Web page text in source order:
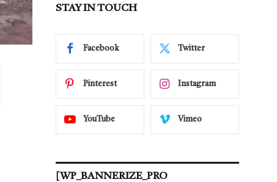
STAY IN TOUCH
Facebook Twitter
Pinterest Instagram
YouTube Vimeo
[WP_BANNERIZE_PRO